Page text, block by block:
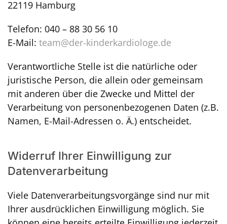
22119 Hamburg
Telefon: 040 – 88 30 56 10
E-Mail: team@der-kinderkardiologe.de
Verantwortliche Stelle ist die natürliche oder
juristische Person, die allein oder gemeinsam
mit anderen über die Zwecke und Mittel der
Verarbeitung von personenbezogenen Daten (z.B.
Namen, E-Mail-Adressen o. Ä.) entscheidet.
Widerruf Ihrer Einwilligung zur
Datenverarbeitung
Viele Datenverarbeitungsvorgänge sind nur mit
Ihrer ausdrücklichen Einwilligung möglich. Sie